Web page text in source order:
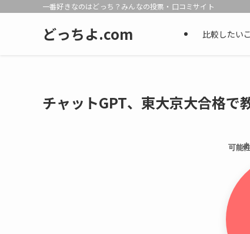
一番好きなのはどっち？みんなの投票・口コミサイト
どっちよ.com 比較したい
チャットGPT、東大京大合格で
可能